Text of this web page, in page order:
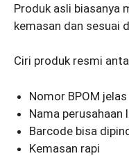
Produk asli biasanya
kemasan dan sesuai
Ciri produk resmi
Nomor BPOM jelas
Nama perusahaan
Barcode bisa
Kemasan rapi